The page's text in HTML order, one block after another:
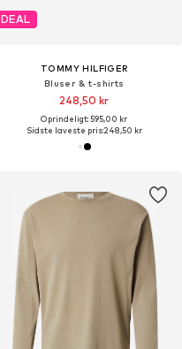
DEAL
TOMMY HILFIGER
Bluser & t-shirts
248,50 kr
Oprindeligt: 595,00 kr
Sidste laveste pris:248,50 kr